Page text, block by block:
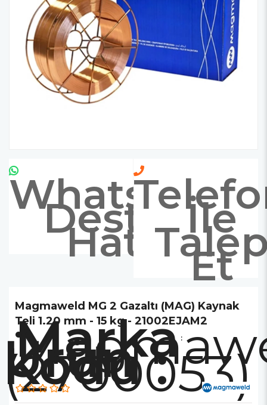
Whatsapp
Destek
Hattı İle
Et
Magmaweld MG 2 Gazaltı (MAG) Kaynak
Teli 1.20 mm - 15 kg - 21002EJAM2
Marka :
(2700053)